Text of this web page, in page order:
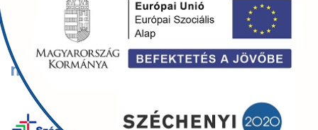
A munkavállalók és vállalatok
alkalmazkodóképességének és
termelékenységének javítása a
munkaerő fejlesztésén keresztül.